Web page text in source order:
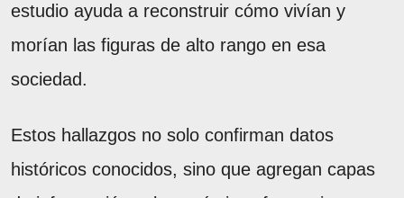
estudio ayuda a reconstruir cómo vivían y
morían las figuras de alto rango en esa
sociedad.
Estos hallazgos no solo confirman datos
históricos conocidos, sino que agregan capas